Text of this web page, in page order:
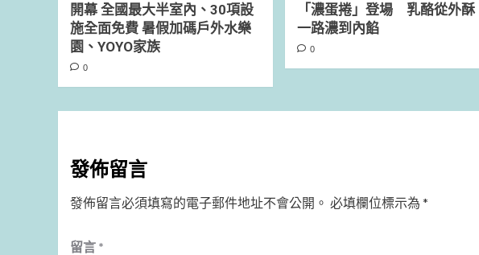
開幕 全國最大半室內、30項設
施全面免費 暑假加碼戶外水樂
園、YOYO家族
0
「濃蛋捲」登場 乳酪從外酥
一路濃到內餡
0
發佈留言
發佈留言必須填寫的電子郵件地址不會公開。 必填欄位標示為 *
留言 *